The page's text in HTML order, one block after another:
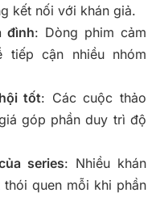
kết nối với khán giả.
đình: Dòng phim cảm
tiếp cận nhiều nhóm
tốt: Các cuộc thảo
góp phần duy trì độ
series: Nhiều khán
quen mỗi khi phần